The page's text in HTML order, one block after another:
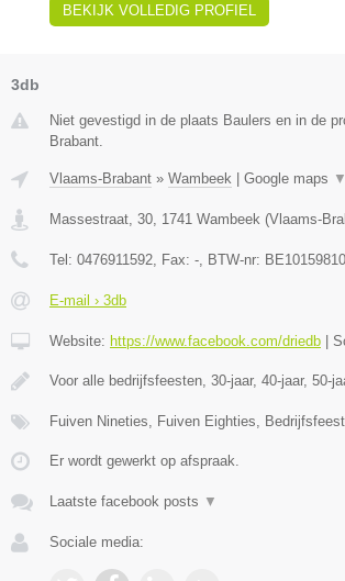
BEKIJK VOLLEDIG PROFIEL
3db
Niet gevestigd in de plaats Baulers en in de
Brabant.
Vlaams-Brabant » Wambeek Google maps ▼
Massestraat, 30 1741 Wambeek (Vlaams-
Tel: 0476911592 , Fax: - , BTW-nr:
E-mail › 3db
Website: https://www.facebook.com/driedb
Voor alle bedrijfsfeesten, 30-jaar, 40-jaar, 50-
Fuiven Nineties, Fuiven Eighties,
Er wordt gewerkt op afspraak.
Laatste facebook posts ▼
Sociale media: